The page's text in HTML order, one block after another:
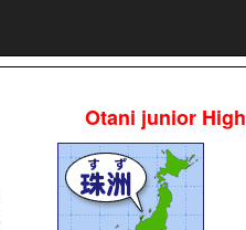
Otani junior High